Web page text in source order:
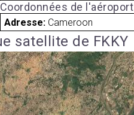
Coordonnées de l'aéroport
Adresse: Cameroon
satellite de FKKY